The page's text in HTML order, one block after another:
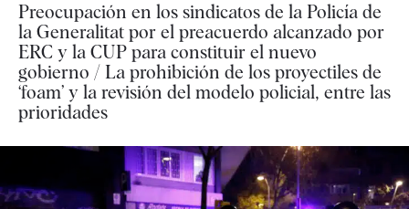
Preocupación en los sindicatos de la Policía de
la Generalitat por el preacuerdo alcanzado por
ERC y la CUP para constituir el nuevo
gobierno / La prohibición de los proyectiles de
‘foam’ y la revisión del modelo policial, entre las
prioridades